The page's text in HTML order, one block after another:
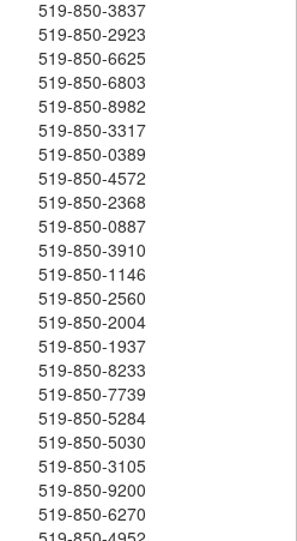
519-850-3837
519-850-2923
519-850-6625
519-850-6803
519-850-8982
519-850-3317
519-850-0389
519-850-4572
519-850-2368
519-850-0887
519-850-3910
519-850-1146
519-850-2560
519-850-2004
519-850-1937
519-850-8233
519-850-7739
519-850-5284
519-850-5030
519-850-3105
519-850-9200
519-850-6270